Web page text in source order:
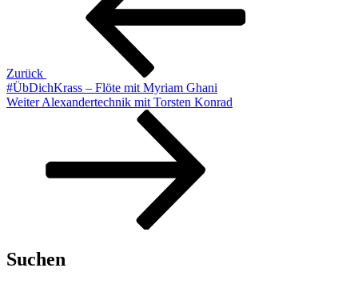
Zurück
#ÜbDichKrass – Flöte mit Myriam Ghani
Nächster
Weiter Alexandertechnik mit Torsten Konrad
Suchen